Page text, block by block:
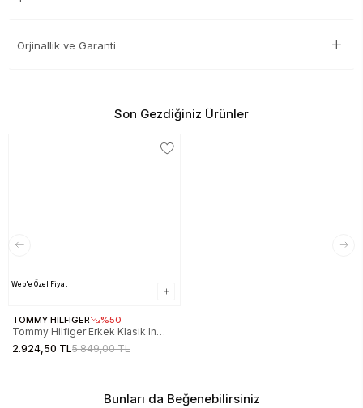
Orjinallik ve Garanti
Son Gezdiğiniz Ürünler
Web'e Özel Fiyat
TOMMY HILFIGER %50
Tommy Hilfiger Erkek Klasik In
Techno Mavi Eşofman Altı
MW0MW37242DW5
2.924,50 TL5.849,00 TL
Bunları da Beğenebilirsiniz